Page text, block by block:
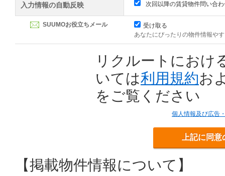
入力情報の自動反映 次回以降の賃貸物件問い合
SUUMOお役立ちメール
受け取る
あなたにぴったりの物件情報や
リクルートにおけ
いては利用規約お
をご覧ください
個人情報及び広告
上記に同
【掲載物件情報について】